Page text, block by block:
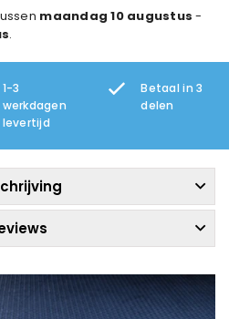
maandag 10 augustus -
.
1-3
werkdagen
levertijd
Betaal in 3
delen